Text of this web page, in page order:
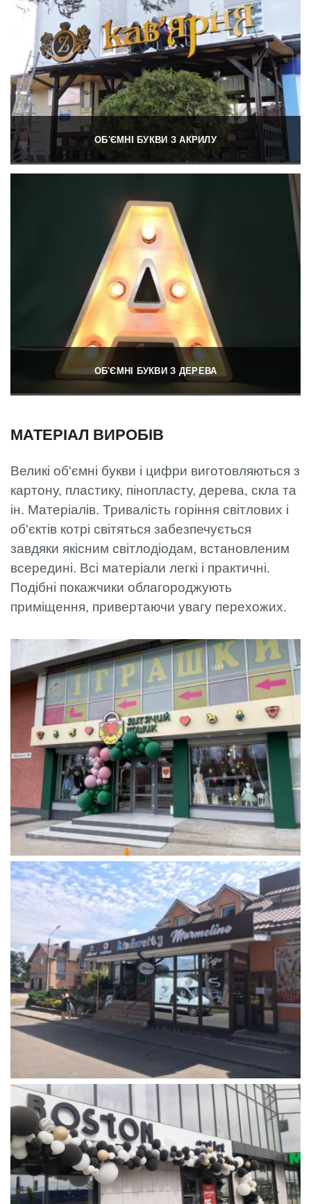
ОБ'ЄМНІ БУКВИ З АКРИЛУ
ОБ'ЄМНІ БУКВИ З ДЕРЕВА
МАТЕРІАЛ ВИРОБІВ
Великі об'ємні букви і цифри виготовляються з
картону, пластику, пінопласту, дерева, скла та
ін. Матеріалів. Тривалість горіння світлових і
об'єктів котрі світяться забезпечується
завдяки якісним світлодіодам, встановленим
всередині. Всі матеріали легкі і практичні.
Подібні покажчики облагороджують
приміщення, привертаючи увагу перехожих.